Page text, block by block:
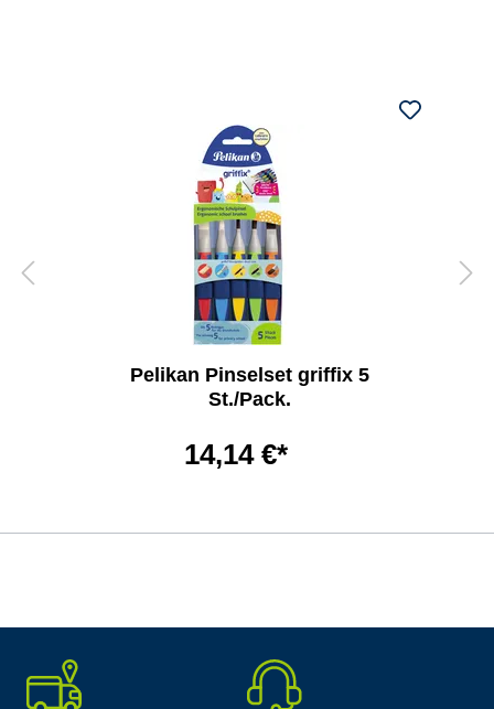
Pelikan Pinselset griffix 5
St./Pack.
14,14 €*